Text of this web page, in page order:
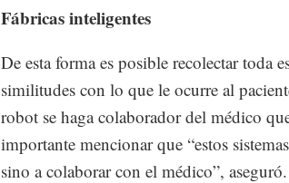
Fábricas inteligentes
De esta forma es posible recolectar toda
similitudes con lo que le ocurre al
robot se haga colaborador del médico
importante mencionar que “estos
sino a colaborar con el médico”, aseguró.